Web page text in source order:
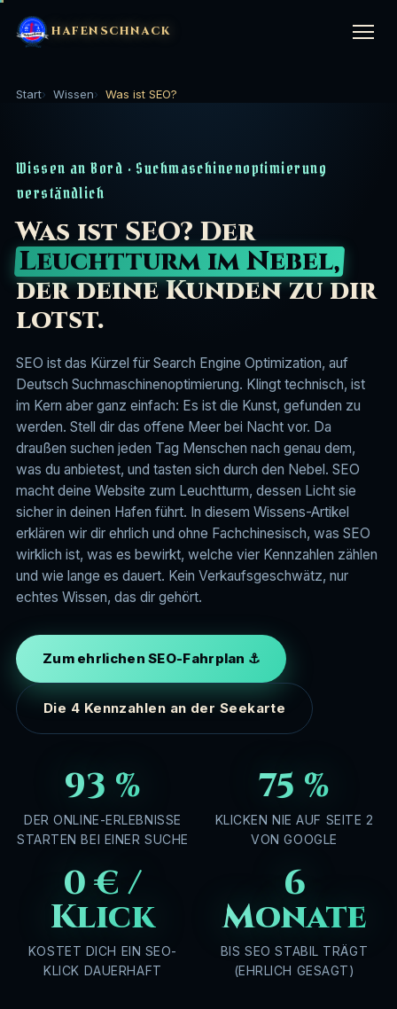
HAFENSCHNACK
🤖 KI-Kurs (1:1)
⚙️ KI-Website-Kurs
⚓ SEO & GEO Setup
📈 SEO-Betreuung (Agentur)
🌊 Website-Bau
🔭 Social Media
💨 Google Ads
🛒 Onlineshop
✒️ Buch schreiben mit KI
STRATEGIE & BERATUNG
🔨 Marketing im Handwerk
👷 Mitarbeiter finden Handwerk
🏗️ Marketing für Bauunternehmen
🎓 Coachings & Trainings
Workshops & Seminare
BRANCHEN
🔨 Handwerk
🍽️ Gastronomie
🏨 Hotellerie & Ferienunterkünfte
UNTERNEHMEN ▼
📖 Logbuch
Wissen
⭐ Bewertungen
✉️ Kontakt
Start Wissen Was ist SEO?
Wissen an Bord · Suchmaschinenoptimierung
verständlich
Was ist SEO? Der
Leuchtturm im Nebel,
der deine Kunden zu dir
lotst.
SEO ist das Kürzel für Search Engine Optimization, auf
Deutsch Suchmaschinenoptimierung. Klingt technisch, ist
im Kern aber ganz einfach: Es ist die Kunst, gefunden zu
werden. Stell dir das offene Meer bei Nacht vor. Da
draußen suchen jeden Tag Menschen nach genau dem,
was du anbietest, und tasten sich durch den Nebel. SEO
macht deine Website zum Leuchtturm, dessen Licht sie
sicher in deinen Hafen führt. In diesem Wissens-Artikel
erklären wir dir ehrlich und ohne Fachchinesisch, was SEO
wirklich ist, was es bewirkt, welche vier Kennzahlen zählen
und wie lange es dauert. Kein Verkaufsgeschwätz, nur
echtes Wissen, das dir gehört.
Zum ehrlichen SEO-Fahrplan ⚓
Die 4 Kennzahlen an der Seekarte
93 %
DER ONLINE-ERLEBNISSE
STARTEN BEI EINER SUCHE
75 %
KLICKEN NIE AUF SEITE 2
VON GOOGLE
0 € /
Klick
KOSTET DICH EIN SEO-
KLICK DAUERHAFT
6
Monate
BIS SEO STABIL TRÄGT
(EHRLICH GESAGT)